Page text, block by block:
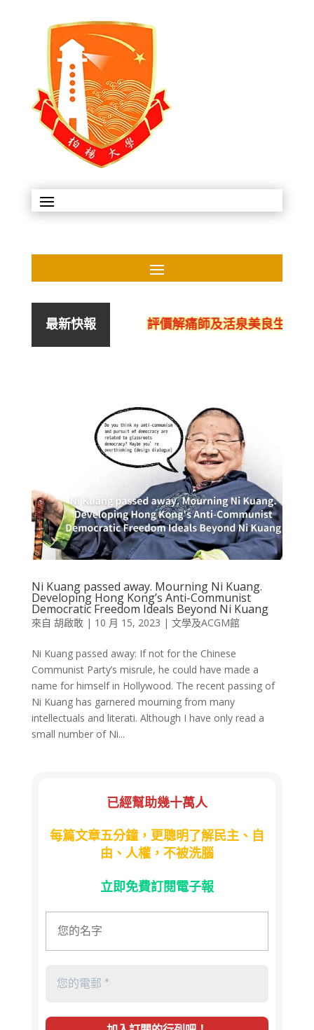
最新快報 評價解痛師及活泉美良生館的
Ni Kuang passed away. Mourning Ni Kuang.
Developing Hong Kong’s Anti-Communist
Democratic Freedom Ideals Beyond Ni Kuang
來自 胡啟敢| 10 月 15, 2023 | 文學及ACGM館
Ni Kuang passed away: If not for the Chinese
Communist Party’s misrule, he could have made a
name for himself in Hollywood. The recent passing of
Ni Kuang has garnered mourning from many
intellectuals and literati. Although I have only read a
small number of Ni...
已經幫助幾十萬人
每篇文章五分鐘，更聰明了解民主、自
由、人權，不被洗腦
立即免費訂閱電子報